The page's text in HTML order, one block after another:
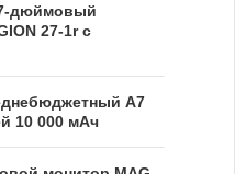
дюймовый
27-1r с
A7
10 000 мАч